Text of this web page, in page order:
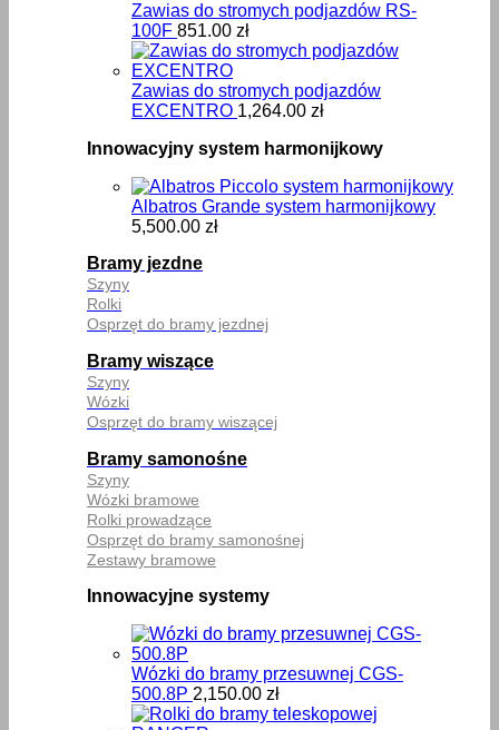
Zawias do stromych podjazdów RS-
100F 851.00 zł
Zawias do stromych podjazdów
EXCENTRO 1,264.00 zł
Innowacyjny system harmonijkowy
Albatros Grande system harmonijkowy
5,500.00 zł
Bramy jezdne
Szyny
Rolki
Osprzęt do bramy jezdnej
Bramy wiszące
Szyny
Wózki
Osprzęt do bramy wiszącej
Bramy samonośne
Szyny
Wózki bramowe
Rolki prowadzące
Osprzęt do bramy samonośnej
Zestawy bramowe
Innowacyjne systemy
Wózki do bramy przesuwnej CGS-
500.8P 2,150.00 zł